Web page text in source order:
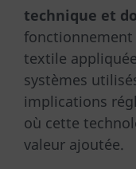
technique et
textile
systèmes
implications
où cette
valeur ajoutée.